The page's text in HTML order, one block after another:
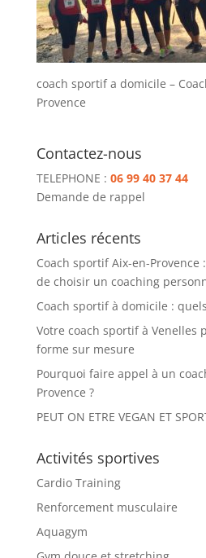
coach sportif a domicile –
Provence
Contactez-nous
TELEPHONE : 06 99 40 37 44
Demande de rappel
Articles récents
Coach sportif Aix-en-Provence
de choisir un coaching
Coach sportif à domicile :
Votre coach sportif à Venelles
forme sur mesure
Pourquoi faire appel à un
Provence ?
PEUT ON ETRE VEGAN ET
Activités sportives
Cardio Training
Renforcement musculaire
Aquagym